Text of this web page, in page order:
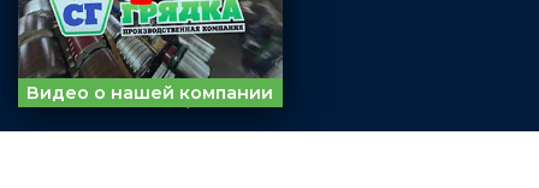
Парники
Штакетник
ИНФОРМАЦИЯ
Видео о нашей компании